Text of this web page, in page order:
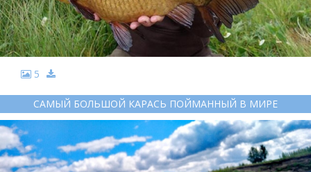
5
САМЫЙ БОЛЬШОЙ КАРАСЬ ПОЙМАННЫЙ В МИРЕ